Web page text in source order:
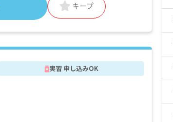
■昇給（年1回）
※評価期間中に基準に満たす勤務実績がない
等の事情がある場合は支給額が0円になりま
キープ
実習 申し込みOK